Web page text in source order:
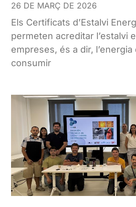
26 DE MARÇ DE 2026
Els Certificats d’Estalvi
permeten acreditar l’estalvi
empreses, és a dir,
consumir